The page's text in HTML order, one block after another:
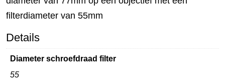
filterdiameter van 55mm
Details
Diameter schroefdraad filter
55